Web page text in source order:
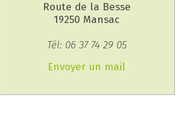
Route de la Besse
19250 Mansac
Tél: 06 37 74 29 05
Envoyer un mail